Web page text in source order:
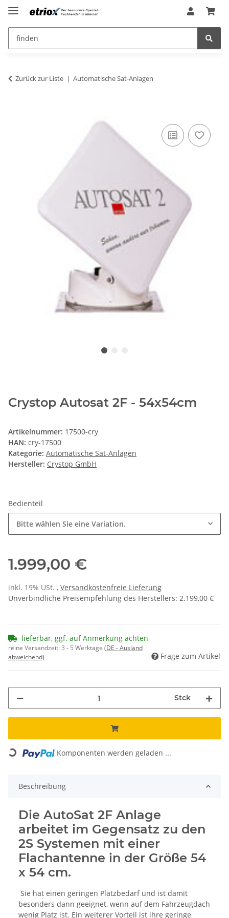
Zurück zur Liste Automatische Sat-Anlagen
Crystop Autosat 2F - 54x54cm
Artikelnummer: 17500-cry
HAN: cry-17500
Kategorie: Automatische Sat-Anlagen
Hersteller: Crystop GmbH
Bedienteil
Bitte wählen Sie eine Variation.
1.999,00 €
inkl. 19% USt. , Versandkostenfreie Lieferung
Unverbindliche Preisempfehlung des Herstellers: 2.199,00 €
lieferbar, ggf. auf Anmerkung achten
reine Versandzeit:3 - 5 Werktage (DE - Ausland
abweichend)
Frage zum Artikel
Stck
Loading... Komponenten werden geladen ...
Beschreibung
Die AutoSat 2F Anlage
arbeitet im Gegensatz zu den
2S Systemen mit einer
Flachantenne in der Größe 54
x 54 cm.
Sie hat einen geringen Platzbedarf und ist damit
besonders dann geeignet, wenn auf dem Fahrzeugdach
wenig Platz ist. Ein weiterer Vorteil ist ihre geringe